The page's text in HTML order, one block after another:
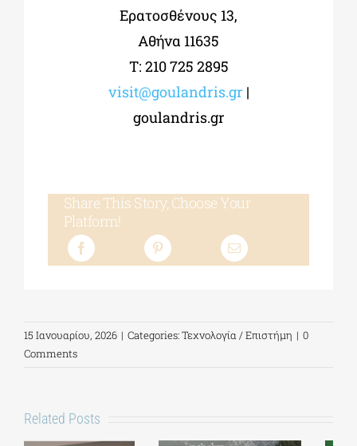
Ερατοσθένους 13,
Αθήνα 11635
Τ: 210 725 2895
visit@goulandris.gr |
goulandris.gr
Share This Story, Choose Your
Platform!
15 Ιανουαρίου, 2026 | Categories:Τεχνολογία / Επιστήμη | 0
Comments
Related Posts